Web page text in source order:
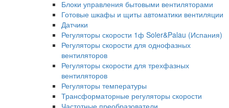
Блоки управления бытовыми вентиляторами
Готовые шкафы и щиты автоматики вентиляции
Датчики
Регуляторы скорости 1ф Soler&Palau (Испания)
Регуляторы скорости для однофазных
вентиляторов
Регуляторы скорости для трехфазных
вентиляторов
Регуляторы температуры
Трансформаторные регуляторы скорости